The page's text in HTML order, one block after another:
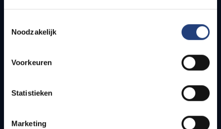
Noodzakelijk
Voorkeuren
Statistieken
Marketing
Snel naar
Bereikbaarheid